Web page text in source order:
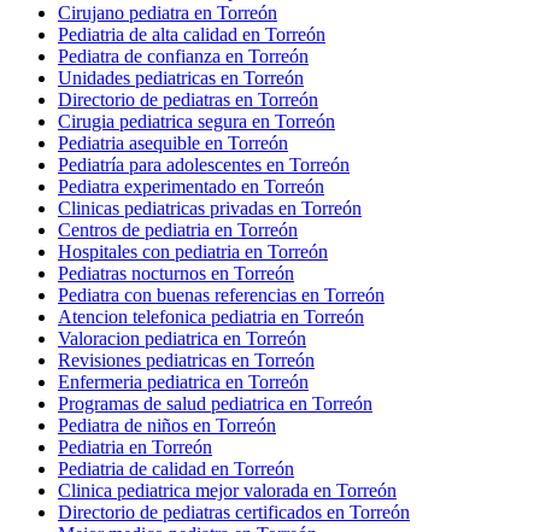
Cirujano pediatra en Torreón
Pediatria de alta calidad en Torreón
Pediatra de confianza en Torreón
Unidades pediatricas en Torreón
Directorio de pediatras en Torreón
Cirugia pediatrica segura en Torreón
Pediatria asequible en Torreón
Pediatría para adolescentes en Torreón
Pediatra experimentado en Torreón
Clinicas pediatricas privadas en Torreón
Centros de pediatria en Torreón
Hospitales con pediatria en Torreón
Pediatras nocturnos en Torreón
Pediatra con buenas referencias en Torreón
Atencion telefonica pediatria en Torreón
Valoracion pediatrica en Torreón
Revisiones pediatricas en Torreón
Enfermeria pediatrica en Torreón
Programas de salud pediatrica en Torreón
Pediatra de niños en Torreón
Pediatria en Torreón
Pediatria de calidad en Torreón
Clinica pediatrica mejor valorada en Torreón
Directorio de pediatras certificados en Torreón